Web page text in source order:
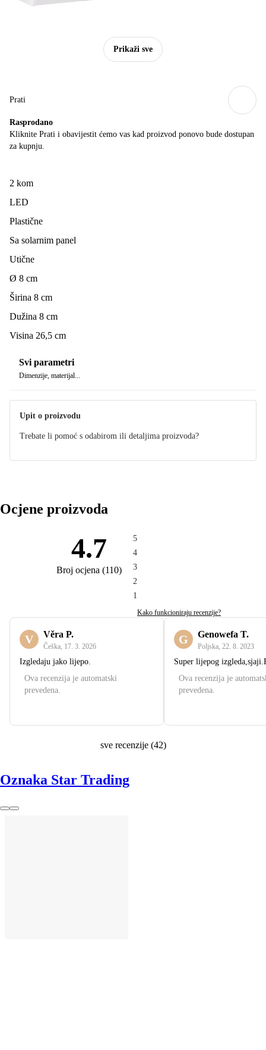
Prikaži sve
Prati
Rasprodano
Kliknite Prati i obavijestit ćemo vas kad proizvod ponovo bude dostupan
za kupnju.
2 kom
LED
Plastične
Sa solarnim panel
Utične
Ø 8 cm
Širina 8 cm
Dužina 8 cm
Visina 26,5 cm
Svi parametri
Dimenzije, materijal...
Upit o proizvodu
Trebate li pomoć s odabirom ili detaljima proizvoda?
Ocjene proizvoda
4.7
Broj ocjena (110)
5
4
3
2
1
Kako funkcioniraju recenzije?
V Věra P.
Češka 17. 3. 2026
Izgledaju jako lijepo.
Ova recenzija je automatski
prevedena.
G Genowefa T.
Poljska 22. 8. 2023
Super lijepog
Ova recenzija je
prevedena.
sve recenzije(42)
Oznaka Star Trading